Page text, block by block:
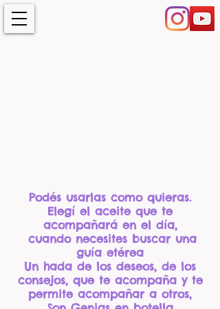
Podés usarlas como quieras.
Elegí el aceite que te
acompañará en el día,
cuando necesites buscar una
guía etérea
Un hada de los deseos, de los
consejos, que te acompaña y te
permite acompañar a otros,